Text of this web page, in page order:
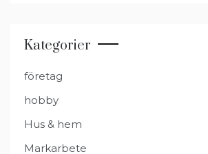
Kategorier
företag
hobby
Hus & hem
Markarbete